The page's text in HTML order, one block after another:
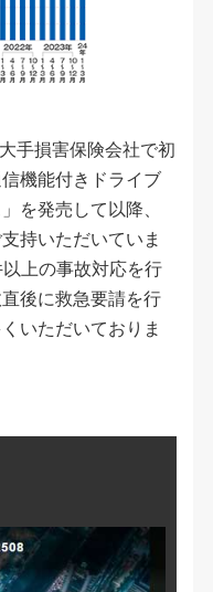
手損害保険会社で初
機能付きドライブ
を発売して以降、
持いただいていま
上の事故対応を行
後に救急要請を行
いただいておりま